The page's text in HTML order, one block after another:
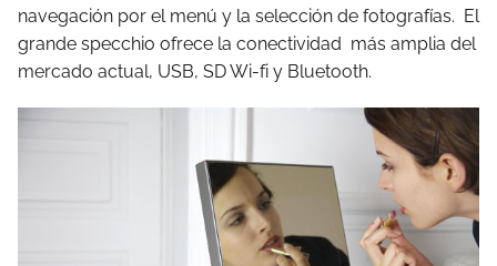
navegación por el menú y la selección de fotografías. El
grande specchio ofrece la conectividad más amplia del
mercado actual, USB, SD Wi-fi y Bluetooth.